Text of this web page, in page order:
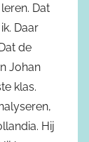
Dat
Daar
de
Johan
klas.
Hij